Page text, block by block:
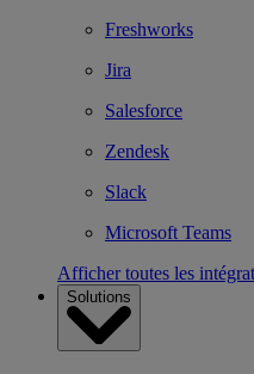
Freshworks
Jira
Salesforce
Zendesk
Slack
Microsoft Teams
Afficher toutes les
Solutions